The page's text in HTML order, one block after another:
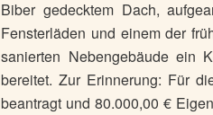
Biber gedecktem Dach,
Fensterläden und einem der
sanierten Nebengebäude ein
bereitet. Zur Erinnerung: Für
beantragt und 80.000,00 €